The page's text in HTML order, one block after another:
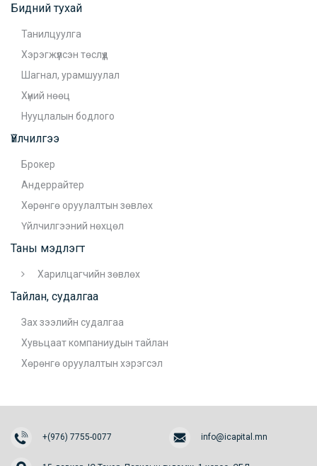
Бидний тухай
Танилцуулга
Хэрэгжүүлсэн төслүүд
Шагнал, урамшуулал
Хүний нөөц
Нууцлалын бодлого
Үйлчилгээ
Брокер
Андеррайтер
Хөрөнгө оруулалтын зөвлөх
Үйлчилгээний нөхцөл
Таны мэдлэгт
Харилцагчийн зөвлөх
Тайлан, судалгаа
Зах зээлийн судалгаа
Хувьцаат компаниудын тайлан
Хөрөнгө оруулалтын хэрэгсэл
+(976) 7755-0077 info@icapital.mn